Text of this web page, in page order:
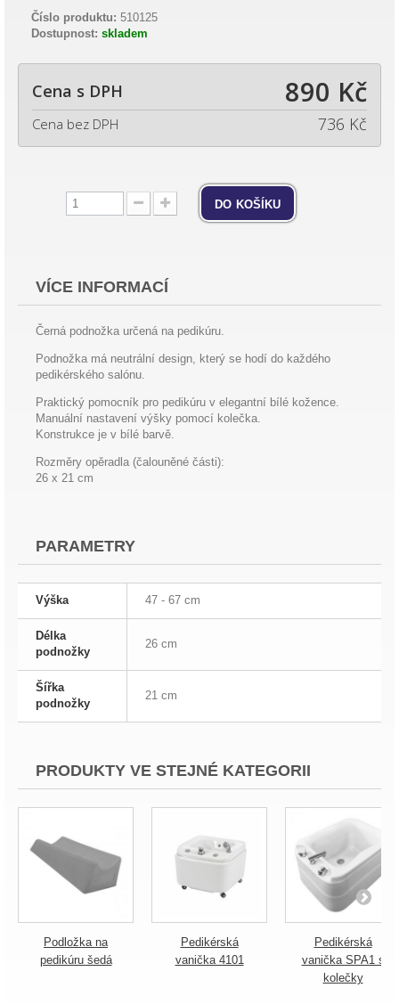
Číslo produktu: 510125
Dostupnost: skladem
Cena s DPH 890 Kč
Cena bez DPH 736 Kč
do košíku
VÍCE INFORMACÍ
Černá podnožka určená na pedikúru.
Podnožka má neutrální design, který se hodí do každého
pedikérského salónu.
Praktický pomocník pro pedikúru v elegantní bílé kožence.
Manuální nastavení výšky pomocí kolečka.
Konstrukce je v bílé barvě.
Rozměry opěradla (čalouněné části):
26 x 21 cm
PARAMETRY
Výška 47 - 67 cm
Délka
podnožky
26 cm
Šířka
podnožky
21 cm
PRODUKTY VE STEJNÉ KATEGORII
Podložka na
pedikúru šedá
Pedikérská
vanička 4101
Pedikérská
vanička SPA1 s
kolečky